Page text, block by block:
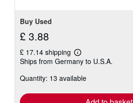
Buy Used
£ 3.88
£ 17.14 shipping
Learn
more
shipping
Ships from Germany to U.S.A.
Quantity: 13 available